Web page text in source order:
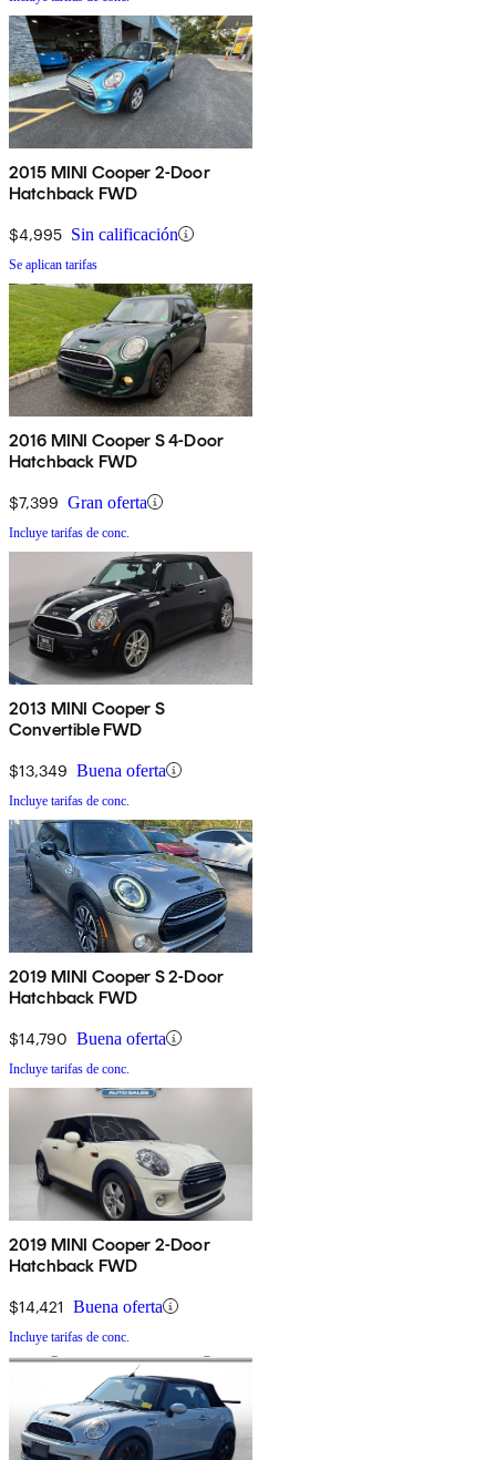
2015 MINI Cooper 2-Door
Hatchback FWD
$4,995 Sin calificación
Se aplican tarifas
2016 MINI Cooper S 4-Door
Hatchback FWD
$7,399 Gran oferta
Incluye tarifas de conc.
2013 MINI Cooper S
Convertible FWD
$13,349 Buena oferta
Incluye tarifas de conc.
2019 MINI Cooper S 2-Door
Hatchback FWD
$14,790 Buena oferta
Incluye tarifas de conc.
2019 MINI Cooper 2-Door
Hatchback FWD
$14,421 Buena oferta
Incluye tarifas de conc.